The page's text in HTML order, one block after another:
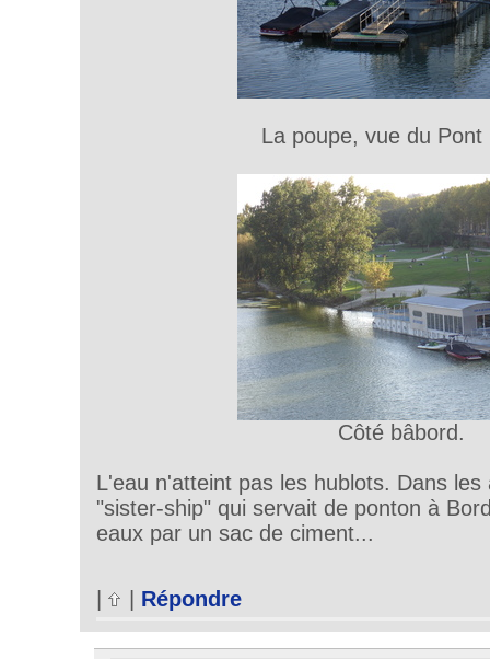
La poupe, vue du Pont
Côté bâbord.
L'eau n'atteint pas les hublots. Dans
"sister-ship" qui servait de ponton à
eaux par un sac de ciment...
| Répondre